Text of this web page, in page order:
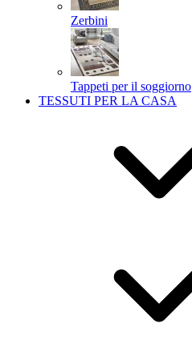
Zerbini
Tappeti per il soggiorno
TESSUTI PER LA CASA